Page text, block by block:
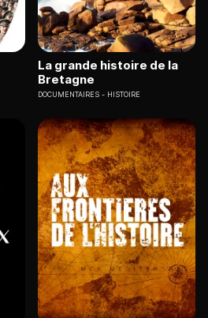
La grande histoire de la
Bretagne
DOCUMENTAIRES HISTOIRE